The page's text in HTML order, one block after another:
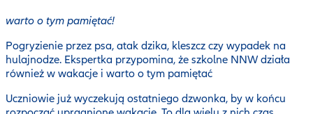
warto o tym pamiętać!
Pogryzienie przez psa, atak dzika, kleszcz czy wypadek na
hulajnodze. Ekspertka przypomina, że szkolne NNW działa
również w wakacje i warto o tym pamiętać
Uczniowie już wyczekują ostatniego dzwonka, by w końcu